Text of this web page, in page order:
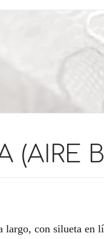
(AIRE
largo, con silueta en